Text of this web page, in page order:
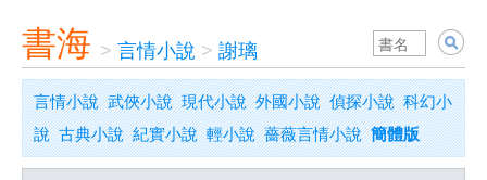
書海 > 言情小說 > 謝璃
言情小說 武俠小說 現代小說 外國小說 偵探小說 科幻小
說 古典小說 紀實小說 輕小說 薔薇言情小說 簡體版